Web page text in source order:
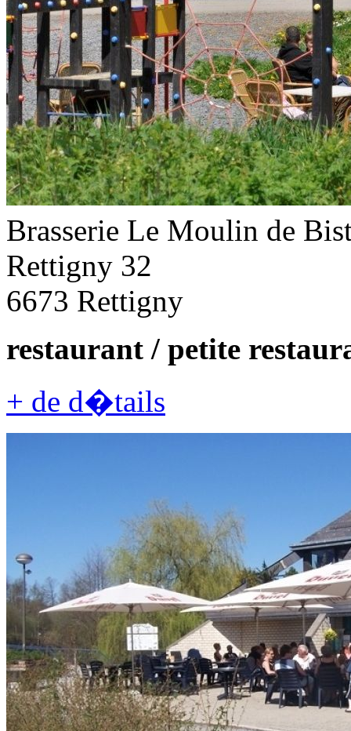
Brasserie Le Moulin de
Rettigny 32
6673 Rettigny
restaurant / petite
+ de d�tails